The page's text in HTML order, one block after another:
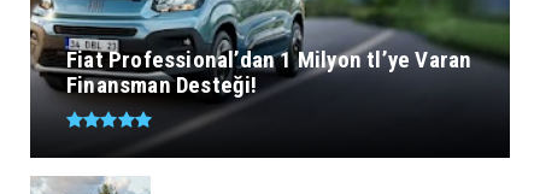
Fiat Professional’dan 1 Milyon tl’ye Varan
Finansman Desteği!